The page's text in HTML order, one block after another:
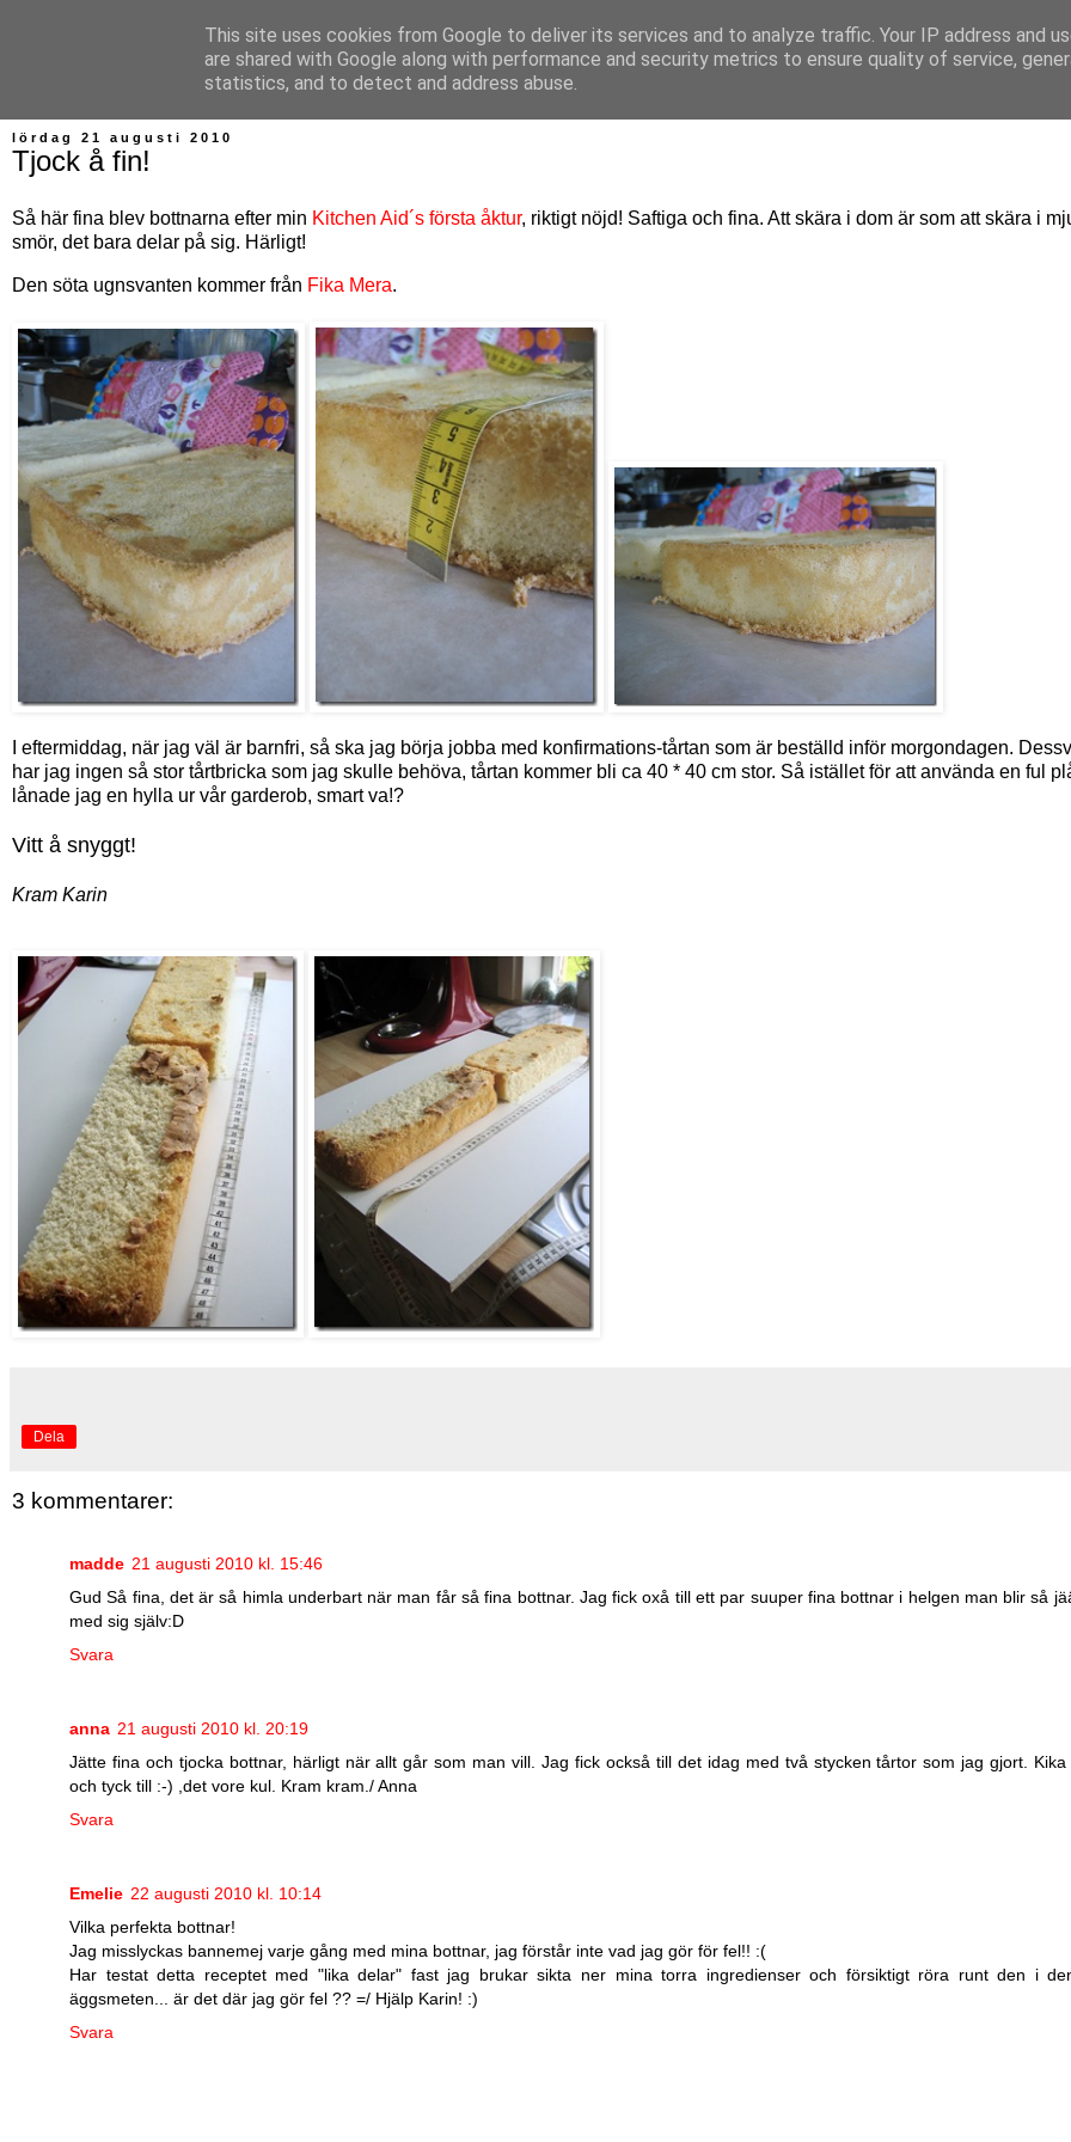
Bagerskan
lördag 21 augusti 2010
Tjock å fin!
Så här fina blev bottnarna efter min Kitchen Aid´s första åktur, riktigt nöjd! Saftiga och fina. Att skära i dom är som att skära i
smör, det bara delar på sig. Härligt!
Den söta ugnsvanten kommer från Fika Mera.
I eftermiddag, när jag väl är barnfri, så ska jag börja jobba med konfirmations-tårtan som är beställd inför morgondagen.
har jag ingen så stor tårtbricka som jag skulle behöva, tårtan kommer bli ca 40 * 40 cm stor. Så istället för att använda en ful
lånade jag en hylla ur vår garderob, smart va!?
Vitt å snyggt!
Kram Karin
Dela
3 kommentarer:
madde 21 augusti 2010 kl. 15:46
Gud Så fina, det är så himla underbart när man får så fina bottnar. Jag fick oxå till ett par suuper fina bottnar i helgen man blir så
med sig själv:D
Svara
anna 21 augusti 2010 kl. 20:19
Jätte fina och tjocka bottnar, härligt när allt går som man vill. Jag fick också till det idag med två stycken tårtor som jag gjort. Kika
och tyck till :-) ,det vore kul. Kram kram./ Anna
Svara
Emelie 22 augusti 2010 kl. 10:14
Vilka perfekta bottnar!
Jag misslyckas bannemej varje gång med mina bottnar, jag förstår inte vad jag gör för fel!! :(
Har testat detta receptet med "lika delar" fast jag brukar sikta ner mina torra ingredienser och försiktigt röra runt den i
äggsmeten... är det där jag gör fel ?? =/ Hjälp Karin! :)
Svara
This site uses cookies from Google to deliver its services and to analyze traffic. Your IP address and
are shared with Google along with performance and security metrics to ensure quality of service,
statistics, and to detect and address abuse.